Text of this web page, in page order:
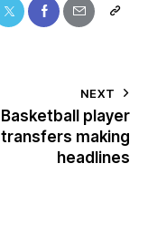
NEXT
Basketball player
transfers making
headlines